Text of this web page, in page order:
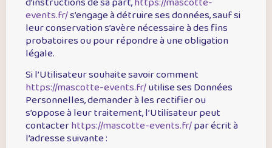
events.fr/s’engage à détruire ses données, sauf si
leur conservation s’avère nécessaire à des fins
probatoires ou pour répondre à une obligation
légale.
Si l’Utilisateur souhaite savoir comment
https://mascotte-events.fr/utilise ses Données
Personnelles, demander à les rectifier ou
s’oppose à leur traitement, l’Utilisateur peut
contacterhttps://mascotte-events.fr/par écrit à
l’adresse suivante :